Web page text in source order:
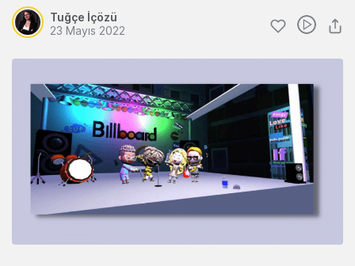
Tuğçe İçözü
23 Mayıs 2022